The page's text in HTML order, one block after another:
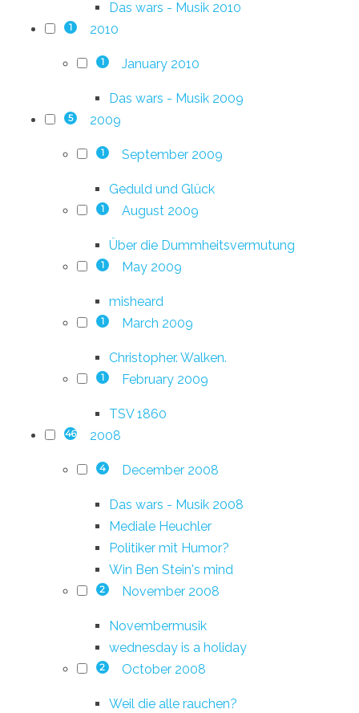
Das wars - Musik 2010
1 2010
1 January 2010
Das wars - Musik 2009
5 2009
1 September 2009
Geduld und Glück
1 August 2009
Über die Dummheitsvermutung
1 May 2009
misheard
1 March 2009
Christopher. Walken.
1 February 2009
TSV 1860
46 2008
4 December 2008
Das wars - Musik 2008
Mediale Heuchler
Politiker mit Humor?
Win Ben Stein's mind
2 November 2008
Novembermusik
wednesday is a holiday
2 October 2008
Weil die alle rauchen?